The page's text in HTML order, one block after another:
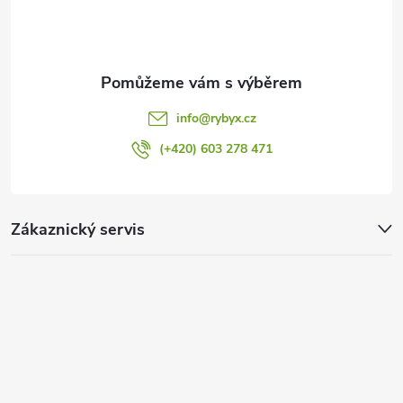
s
Zákaznický servis
info@rybyx.cz
(+420) 603 278 471